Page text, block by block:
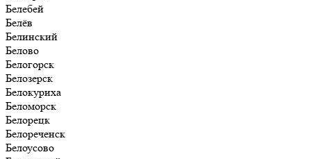
Белебей
Белёв
Белинский
Белово
Белогорск
Белозерск
Белокуриха
Беломорск
Белорецк
Белореченск
Белоусово